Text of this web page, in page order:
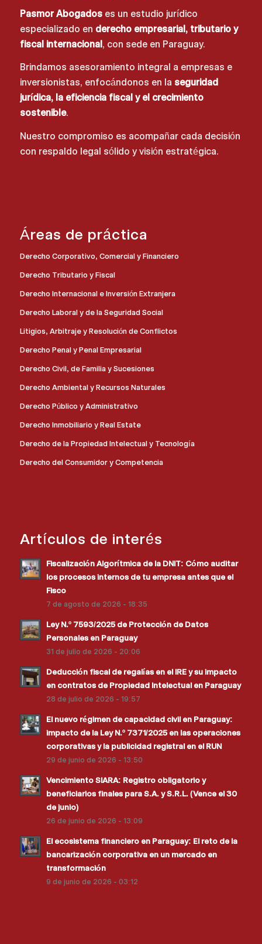
Pasmor Abogadoses un estudio jurídico
especializado en derecho empresarial, tributario y
fiscal internacional, con sede en Paraguay.
Brindamos asesoramiento integral a empresas e
inversionistas, enfocándonos en la seguridad
jurídica, la eficiencia fiscal y el crecimiento
sostenible.
Nuestro compromiso es acompañar cada decisión
con respaldo legal sólido y visión estratégica.
Áreas de práctica
Derecho Corporativo, Comercial y Financiero
Derecho Tributario y Fiscal
Derecho Internacional e Inversión Extranjera
Derecho Laboral y de la Seguridad Social
Litigios, Arbitraje y Resolución de Conflictos
Derecho Penal y Penal Empresarial
Derecho Civil, de Familia y Sucesiones
Derecho Ambiental y Recursos Naturales
Derecho Público y Administrativo
Derecho Inmobiliario y Real Estate
Derecho de la Propiedad Intelectual y Tecnología
Derecho del Consumidor y Competencia
Artículos de interés
Fiscalización Algorítmica de la DNIT: Cómo auditar
los procesos internos de tu empresa antes que el
Fisco
7 de agosto de 2026 - 18:35
Ley N.º 7593/2025 de Protección de Datos
Personales en Paraguay
31 de julio de 2026 - 20:06
Deducción fiscal de regalías en el IRE y su impacto
en contratos de Propiedad Intelectual en Paraguay
28 de julio de 2026 - 19:57
El nuevo régimen de capacidad civil en Paraguay:
impacto de la Ley N.º 7371/2025 en las operaciones
corporativas y la publicidad registral en el RUN
29 de junio de 2026 - 13:50
Vencimiento SIARA: Registro obligatorio y
beneficiarios finales para S.A. y S.R.L. (Vence el 30
de junio)
26 de junio de 2026 - 13:09
El ecosistema financiero en Paraguay: El reto de la
bancarización corporativa en un mercado en
transformación
9 de junio de 2026 - 03:12